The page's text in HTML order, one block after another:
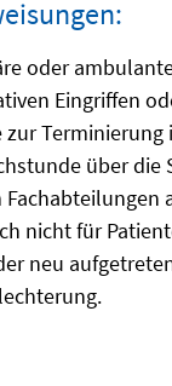
oder
Eingriffen
Terminierung
über die
nicht für
neu